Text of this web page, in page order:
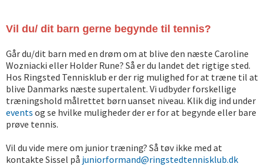
Vil du/ dit barn gerne begynde til tennis?
Går du/dit barn med en drøm om at blive den næste Caroline
Wozniacki eller Holder Rune? Så er du landet det rigtige sted.
Hos Ringsted Tennisklub er der rig mulighed for at træne til at
blive Danmarks næste supertalent. Vi udbyder forskellige
træningshold målrettet børn uanset niveau. Klik dig ind under
events og se hvilke muligheder der er for at begynde eller bare
prøve tennis.
Vil du vide mere om junior træning? Så tøv ikke med at
kontakte Sissel på juniorformand@ringstedtennisklub.dk